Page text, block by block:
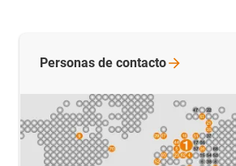
Personas de contacto